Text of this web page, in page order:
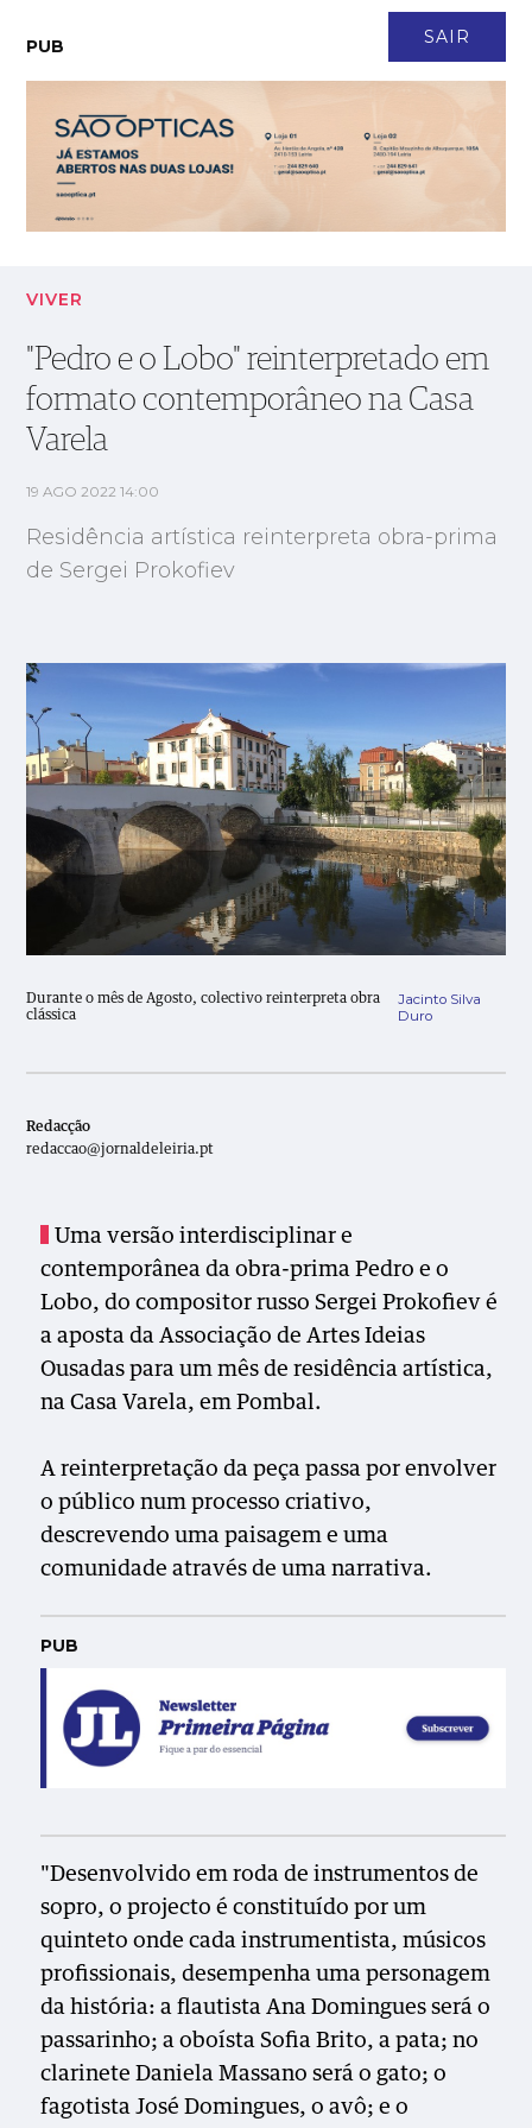
SAIR
PUB
"Pedro e o Lobo" reinterpretado em formato contemporâneo na
Casa Varela
VIVER
"Pedro e o Lobo" reinterpretado em
formato contemporâneo na Casa
Varela
19 AGO 2022 14:00
Residência artística reinterpreta obra-prima
de Sergei Prokofiev
Durante o mês de Agosto, colectivo reinterpreta obra
clássica
Jacinto Silva
Duro
Redacção
redaccao@jornaldeleiria.pt
Uma versão interdisciplinar e
contemporânea da obra-prima Pedro e o
Lobo, do compositor russo Sergei Prokofiev é
a aposta da Associação de Artes Ideias
Ousadas para um mês de residência artística,
na Casa Varela, em Pombal.
A reinterpretação da peça passa por envolver
o público num processo criativo,
descrevendo uma paisagem e uma
comunidade através de uma narrativa.
PUB
"Desenvolvido em roda de instrumentos de
sopro, o projecto é constituído por um
quinteto onde cada instrumentista, músicos
profissionais, desempenha uma personagem
da história: a flautista Ana Domingues será o
passarinho; a oboísta Sofia Brito, a pata; no
clarinete Daniela Massano será o gato; o
fagotista José Domingues, o avô; e o